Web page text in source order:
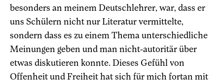
besonders an meinem Deutschlehrer, war, dass er
uns Schülern nicht nur Literatur vermittelte,
sondern dass es zu einem Thema unterschiedliche
Meinungen geben und man nicht-autoritär über
etwas diskutieren konnte. Dieses Gefühl von
Offenheit und Freiheit hat sich für mich fortan mit